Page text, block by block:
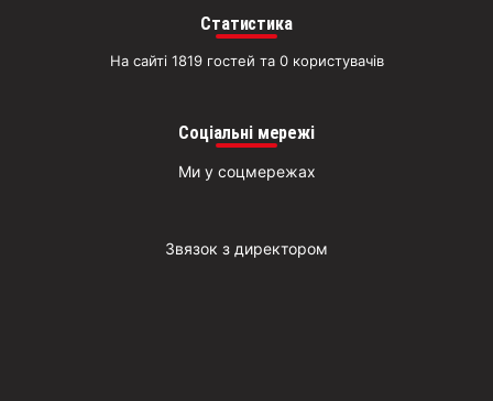
Статистика
На сайті 1819 гостей та 0 користувачів
Соціальні мережі
Ми у соцмережах
Звязок з директором